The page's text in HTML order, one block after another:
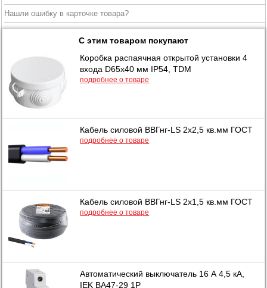
Нашли ошибку в карточке товара?
С этим товаром покупают
Коробка распаячная открытой установки 4
входа D65х40 мм IP54, TDM
подробнее о товаре
Кабель силовой ВВГнг-LS 2х2,5 кв.мм ГОСТ
подробнее о товаре
Кабель силовой ВВГнг-LS 2х1,5 кв.мм ГОСТ
подробнее о товаре
Автоматический выключатель 16 А 4,5 кА,
IEK ВА47-29 1Р